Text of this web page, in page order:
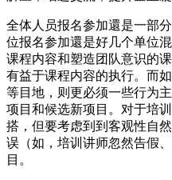
全体人员报名参加還是一部
位报名参加還是好几个单位
课程内容和塑造团队意识的
有益于课程内容的执行。而
等目地，则更必须一些行为
项目和候选新项目。对于培
搭，但要考虑到到客观性自
误（如，培训讲师忽然告假
目。